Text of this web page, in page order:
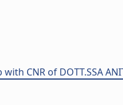
CNR of DOTT.SSA